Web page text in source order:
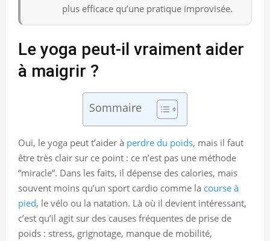
plus efficace qu’une pratique improvisée.
Le yoga peut-il vraiment aider
à maigrir ?
Sommaire
Oui, le yoga peut t’aider à perdre du poids, mais il faut
être très clair sur ce point : ce n’est pas une méthode
“miracle”. Dans les faits, il dépense des calories, mais
souvent moins qu’un sport cardio comme la course à
pied, le vélo ou la natation. Là où il devient intéressant,
c’est qu’il agit sur des causes fréquentes de prise de
poids : stress, grignotage, manque de mobilité,